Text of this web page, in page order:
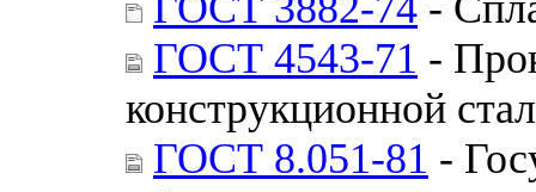
ГОСТ 4543-71 -
конструкционной
ГОСТ 8.051-81 -